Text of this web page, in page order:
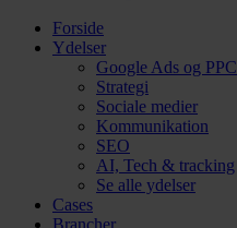
Forside
Ydelser
Google Ads og PPC
Strategi
Sociale medier
Kommunikation
SEO
AI, Tech & tracking
Se alle ydelser
Cases
Brancher